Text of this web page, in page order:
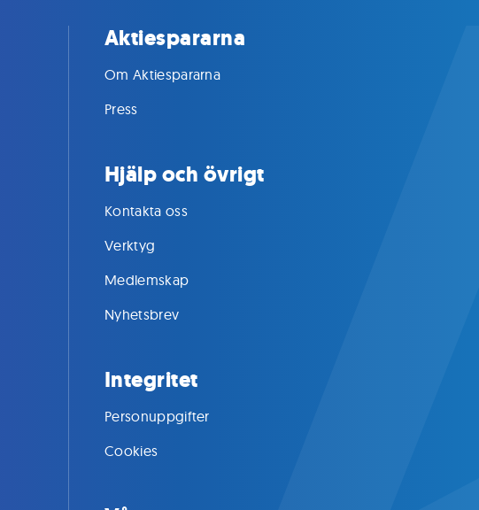
Aktiespararna
Om Aktiespararna
Press
Hjälp och övrigt
Kontakta oss
Verktyg
Medlemskap
Nyhetsbrev
Integritet
Personuppgifter
Cookies